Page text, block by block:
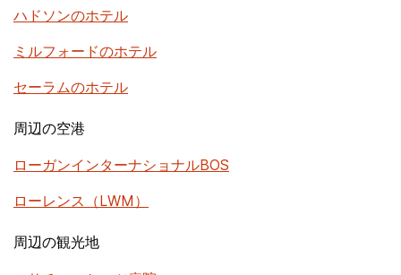
ハドソンのホテル
ミルフォードのホテル
セーラムのホテル
周辺の空港
ローガンインターナショナルBOS
ローレンス（LWM）
周辺の観光地